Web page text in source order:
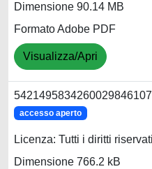
Dimensione 90.14 MB
Formato Adobe PDF
Visualizza/Apri
accesso aperto
Licenza: Tutti i diritti riservati
Dimensione 766.2 kB